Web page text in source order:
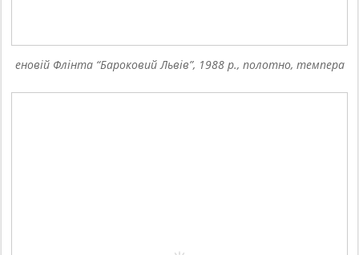
еновій Флінта “Бароковий Львів”, 1988 р., полотно, темпера